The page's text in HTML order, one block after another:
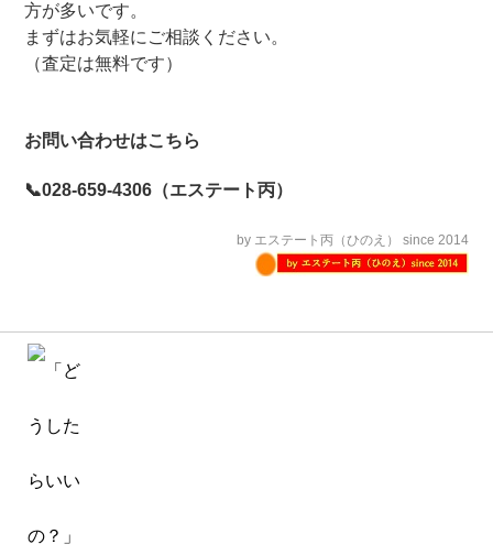
方が多いです。
まずはお気軽にご相談ください。
（査定は無料です）
お問い合わせはこちら
📞028-659-4306（エステート丙）
by エステート丙（ひのえ） since 2014